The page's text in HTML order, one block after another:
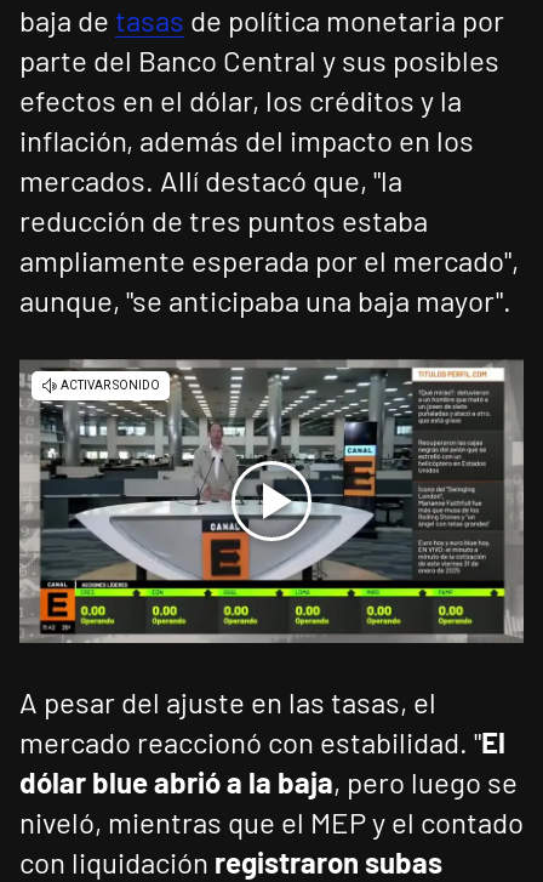
baja de tasas de política monetaria por
parte del Banco Central y sus posibles
efectos en el dólar, los créditos y la
inflación, además del impacto en los
mercados. Allí destacó que, "la
reducción de tres puntos estaba
ampliamente esperada por el mercado",
aunque, "se anticipaba una baja mayor".
A pesar del ajuste en las tasas, el
mercado reaccionó con estabilidad. "El
dólar blue abrió a la baja, pero luego se
niveló, mientras que el MEP y el contado
con liquidación registraron subas